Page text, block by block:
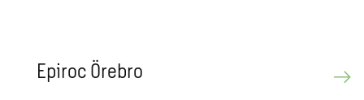
Epi­roc Öre­bro